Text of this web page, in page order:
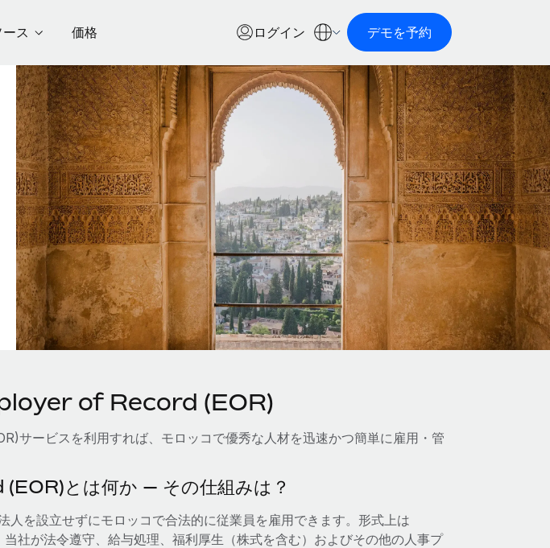
ース 価格 ログイン デモを予約
of Record (EOR)
サービスを利用すれば、モロッコで優秀な人材を迅速かつ簡単に雇用・管
とは何か — その仕組みは？
人を設立せずにモロッコで合法的に従業員を雇用できます。形式上は
社が法令遵守、給与処理、福利厚生（株式を含む）およびその他の人事プ